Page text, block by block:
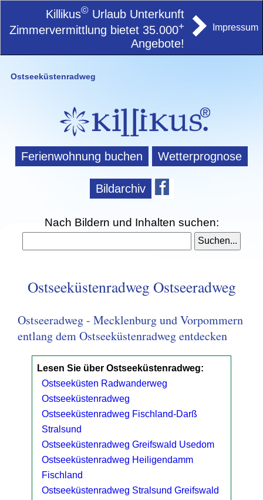
Killikus© Urlaub Unterkunft
Zimmervermittlung bietet 35.000+
Angebote!
Impressum
Ostseeküstenradweg
Ferienwohnung buchen Wetterprognose
Bildarchiv
Nach Bildern und Inhalten suchen:
Ostseeküstenradweg Ostseeradweg
Ostseeradweg - Mecklenburg und Vorpommern
entlang dem Ostseeküstenradweg entdecken
Lesen Sie über Ostseeküstenradweg:
Ostseeküsten Radwanderweg
Ostseeküstenradweg
Ostseeküstenradweg Fischland-Darß
Stralsund
Ostseeküstenradweg Greifswald Usedom
Ostseeküstenradweg Heiligendamm
Fischland
Ostseeküstenradweg Stralsund Greifswald